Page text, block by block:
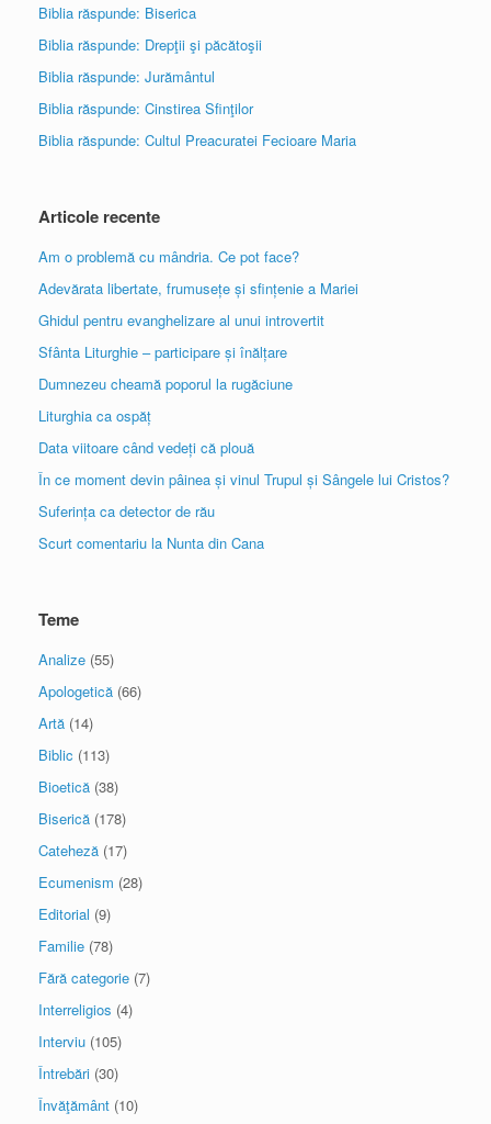
Biblia răspunde: Biserica
Biblia răspunde: Drepţii şi păcătoşii
Biblia răspunde: Jurământul
Biblia răspunde: Cinstirea Sfinţilor
Biblia răspunde: Cultul Preacuratei Fecioare Maria
Articole recente
Am o problemă cu mândria. Ce pot face?
Adevărata libertate, frumusețe și sfințenie a Mariei
Ghidul pentru evanghelizare al unui introvertit
Sfânta Liturghie – participare și înălțare
Dumnezeu cheamă poporul la rugăciune
Liturghia ca ospăț
Data viitoare când vedeți că plouă
În ce moment devin pâinea și vinul Trupul și Sângele lui Cristos?
Suferința ca detector de rău
Scurt comentariu la Nunta din Cana
Teme
Analize (55)
Apologetică (66)
Artă (14)
Biblic (113)
Bioetică (38)
Biserică (178)
Cateheză (17)
Ecumenism (28)
Editorial (9)
Familie (78)
Fără categorie (7)
Interreligios (4)
Interviu (105)
Întrebări (30)
Învăţământ (10)